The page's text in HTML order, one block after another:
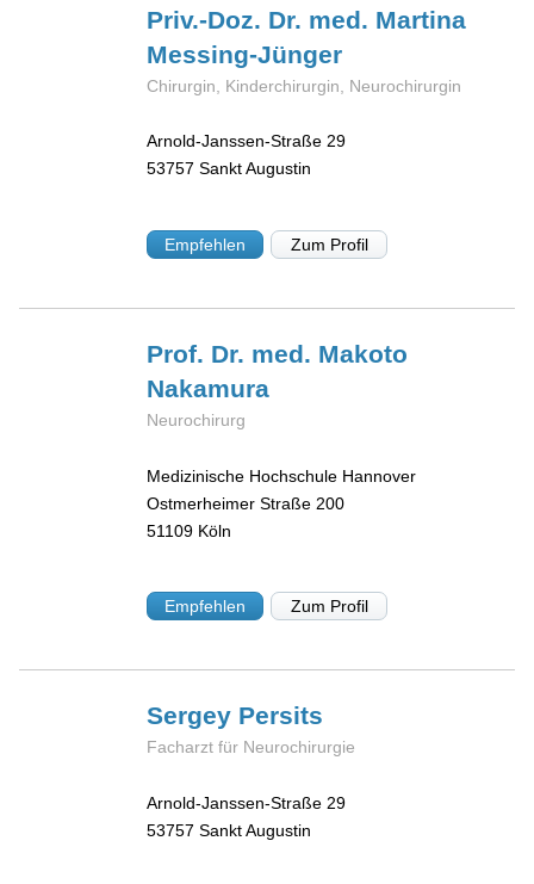
Priv.-Doz. Dr. med. Martina
Messing-Jünger
Chirurgin, Kinderchirurgin, Neurochirurgin
Arnold-Janssen-Straße 29
53757 Sankt Augustin
Empfehlen Zum Profil
Prof. Dr. med. Makoto
Nakamura
Neurochirurg
Medizinische Hochschule Hannover
Ostmerheimer Straße 200
51109 Köln
Empfehlen Zum Profil
Sergey Persits
Facharzt für Neurochirurgie
Arnold-Janssen-Straße 29
53757 Sankt Augustin